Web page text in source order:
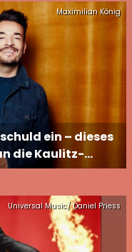
Maximilian König
ein – dieses
die Kaulitz-
Universal Music/ Daniel Priess